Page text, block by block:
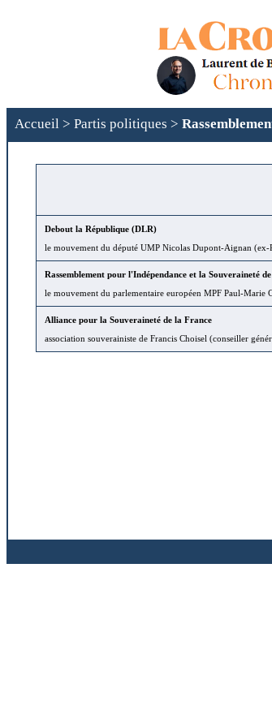
Accueil > Partis politiques >
Debout la République (DLR)
le mouvement du député UMP Nicolas Dupont-Aignan (ex-
Rassemblement pour l'Indépendance et la Souveraineté
le mouvement du parlementaire européen MPF Paul-Marie
Alliance pour la Souveraineté de la France
association souverainiste de Francis Choisel (conseiller